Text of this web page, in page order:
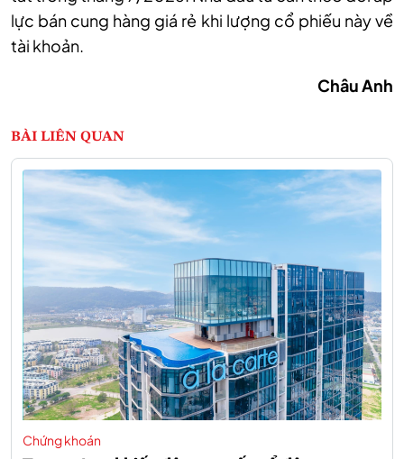
lực bán cung hàng giá rẻ khi lượng cổ phiếu này về
tài khoản.
Châu Anh
BÀI LIÊN QUAN
Chứng khoán